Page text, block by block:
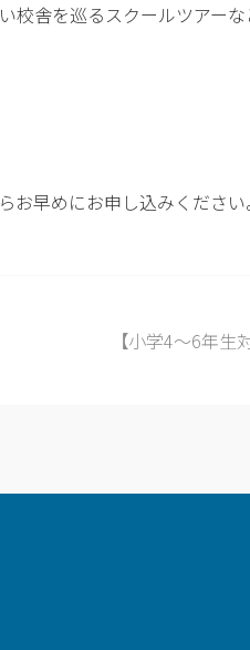
舎を巡るスクールツアー
お早めにお申し込みください
【小学4～6年